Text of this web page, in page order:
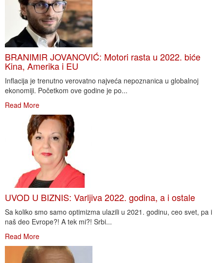
BRANIMIR JOVANOVIĆ: Motori rasta u 2022. biće
Kina, Amerika i EU
Inflacija je trenutno verovatno najveća nepoznanica u globalnoj
ekonomiji. Početkom ove godine je po...
Read More
UVOD U BIZNIS: Varljiva 2022. godina, a i ostale
Sa koliko smo samo optimizma ulazili u 2021. godinu, ceo svet, pa i
naš deo Evrope?! A tek mi?! Srbi...
Read More